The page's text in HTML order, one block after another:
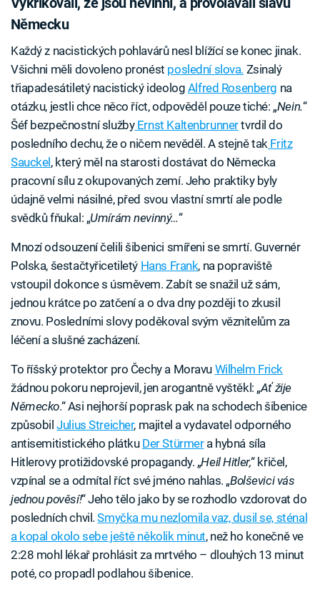
Německu
Každý z nacistických pohlavárů nesl blížící se konec jinak.
Všichni měli dovoleno pronést poslední slova. Zsinalý
třiapadesátiletý nacistický ideolog Alfred Rosenberg na
otázku, jestli chce něco říct, odpověděl pouze tiché: „Nein.“
Šéf bezpečnostní službyErnst Kaltenbrunnertvrdil do
posledního dechu, že o ničem nevěděl. A stejně tak Fritz
Sauckel, který měl na starosti dostávat do Německa
pracovní sílu z okupovaných zemí. Jeho praktiky byly
údajně velmi násilné, před svou vlastní smrtí ale podle
svědků fňukal: „Umírám nevinný…“
Mnozí odsouzení čelili šibenici smířeni se smrtí. Guvernér
Polska, šestačtyřicetiletý Hans Frank, na popraviště
vstoupil dokonce s úsměvem. Zabít se snažil už sám,
jednou krátce po zatčení a o dva dny později to zkusil
znovu. Posledními slovy poděkoval svým věznitelům za
léčení a slušné zacházení.
To říšský protektor pro Čechy a Moravu Wilhelm Frick
žádnou pokoru neprojevil, jen arogantně vyštěkl: „Ať žije
Německo.“ Asi nejhorší poprask pak na schodech šibenice
způsobilJulius Streicher, majitel a vydavatel odporného
antisemitistického plátku Der Stürmera hybná síla
Hitlerovy protižidovské propagandy. „Heil Hitler,“ křičel,
vzpínal se a odmítal říct své jméno nahlas. „Bolševici vás
jednou pověsí!“ Jeho tělo jako by se rozhodlo vzdorovat do
posledních chvil.Smyčka mu nezlomila vaz, dusil se, sténal
a kopal okolo sebe ještě několik minut, než ho konečně ve
2:28 mohl lékař prohlásit za mrtvého – dlouhých 13 minut
poté, co propadl podlahou šibenice.